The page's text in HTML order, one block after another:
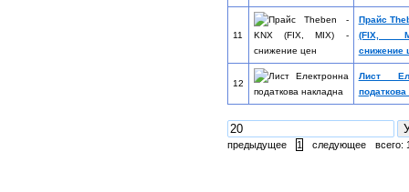
11
Прайс
(FIX,
снижение
12
Лист
податкова
предыдущее 1 следующее всего: